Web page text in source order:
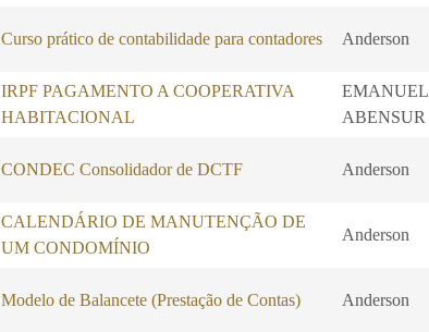
Curso prático de contabilidade para contadores Anderson
IRPF PAGAMENTO A COOPERATIVA
HABITACIONAL
EMANUEL
ABENSUR
CONDEC Consolidador de DCTF Anderson
CALENDÁRIO DE MANUTENÇÃO DE
UM CONDOMÍNIO
Anderson
Modelo de Balancete (Prestação de Contas) Anderson